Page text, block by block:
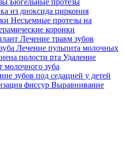
Бюгельные протезы
из диоксида циркония
Несъемные протезы на
коронки
Лечение травм зубов
Лечение пульпита молочных
полости рта Удаление
молочного зуба
зубов под седацией у детей
фиссур Выравнивание